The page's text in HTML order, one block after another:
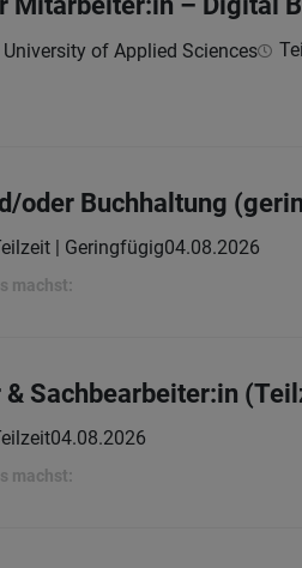
University of Applied Sciences
oder Buchhaltung
| Geringfügig04.08.2026
machst:
Sachbearbeiter:in
04.08.2026
machst: